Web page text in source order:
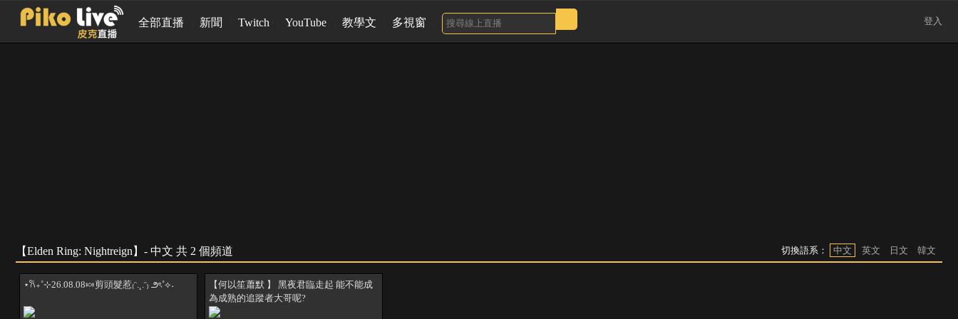
全部直播 新聞 Twitch YouTube 教學文 多視窗 登入
【Elden Ring: Nightreign】- 中文 共 2 個頻道 切換語系： 中文 英文 日文 韓文
⋆𐙚₊˚⊹26.08.08🍬剪頭髮惹₍ᵔ.˛.ᵔ₎ ౨ৎ˚⟡˖
【何以笙蕭默 】 黑夜君臨走起 能不能成
為成熟的追蹤者大哥呢?